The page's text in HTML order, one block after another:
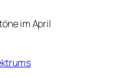
im April